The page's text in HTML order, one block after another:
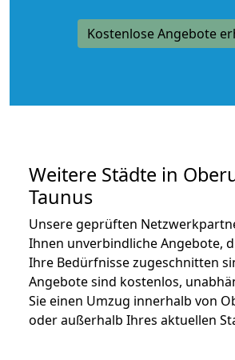
Kostenlose Angebote
Weitere Städte in
Taunus
Unsere geprüften
Ihnen unverbindliche Angebote,
Ihre Bedürfnisse zugeschnitten
Angebote sind kostenlos,
Sie einen Umzug innerhalb von
oder außerhalb Ihres aktuellen